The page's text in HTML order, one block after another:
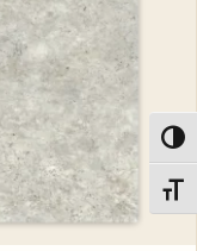
הפעל/כבה ניגודיות גבוהה
מתג גודל גופן